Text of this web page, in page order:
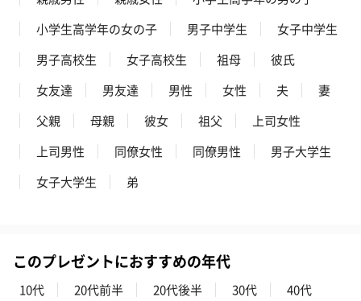
小学生高学年の女の子
男子中学生
女子中学生
男子高校生
女子高校生 祖母
彼氏
女友達
男友達 男性 女性 夫
妻
父親
母親 彼女 祖父
上司女性
上司男性
同僚女性 同僚男性
男子大学生
女子大学生
弟
このプレゼントにおすすめの年代
10代 20代前半 20代後半 30代
40代